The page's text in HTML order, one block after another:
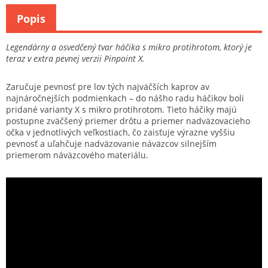
Legendárny a osvedčený tvar háčika s mikro protihrotom, ktorý je
teraz v extra pevnej verzii Pinpoint X.
Zaručuje pevnosť pre lov tých najväčších kaprov av
najnáročnejších podmienkach – do nášho radu háčikov boli
pridané varianty X s mikro protihrotom. Tieto háčiky majú
postupne zväčšený priemer drôtu a priemer nadväzovacieho
očka v jednotlivých veľkostiach, čo zaisťuje výrazne vyššiu
pevnosť a uľahčuje nadväzovanie náväzcov silnejším
priemerom náväzcového materiálu.
Popis